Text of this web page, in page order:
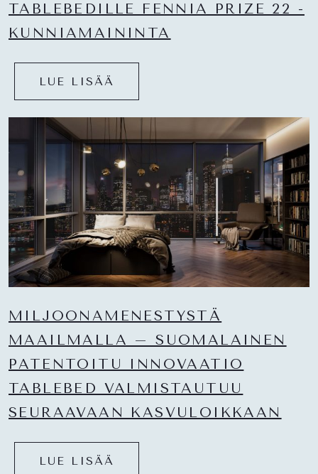
TABLEBEDILLE FENNIA PRIZE 22 -
KUNNIAMAININTA
LUE LISÄÄ
MILJOONAMENESTYSTÄ
MAAILMALLA – SUOMALAINEN
PATENTOITU INNOVAATIO
TABLEBED VALMISTAUTUU
SEURAAVAAN KASVULOIKKAAN
LUE LISÄÄ